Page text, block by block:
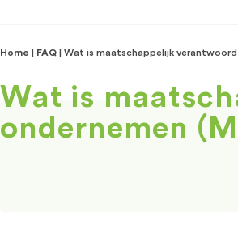
Home FAQ Wat is maatschappelijk verantwoord
Wat is
ondernemen